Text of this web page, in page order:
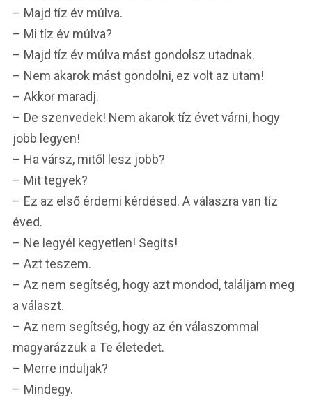
– Majd tíz év múlva.
– Mi tíz év múlva?
– Majd tíz év múlva mást gondolsz utadnak.
– Nem akarok mást gondolni, ez volt az utam!
– Akkor maradj.
– De szenvedek! Nem akarok tíz évet várni, hogy
jobb legyen!
– Ha vársz, mitől lesz jobb?
– Mit tegyek?
– Ez az első érdemi kérdésed. A válaszra van tíz
éved.
– Ne legyél kegyetlen! Segíts!
– Azt teszem.
– Az nem segítség, hogy azt mondod, találjam meg
a választ.
– Az nem segítség, hogy az én válaszommal
magyarázzuk a Te életedet.
– Merre induljak?
– Mindegy.